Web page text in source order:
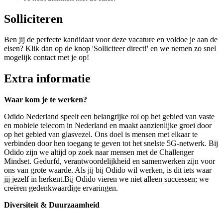
Solliciteren
Ben jij de perfecte kandidaat voor deze vacature en voldoe je aan de
eisen? Klik dan op de knop 'Solliciteer direct!' en we nemen zo snel
mogelijk contact met je op!
Extra informatie
Waar kom je te werken?
Odido Nederland speelt een belangrijke rol op het gebied van vaste
en mobiele telecom in Nederland en maakt aanzienlijke groei door
op het gebied van glasvezel. Ons doel is mensen met elkaar te
verbinden door hen toegang te geven tot het snelste 5G-netwerk. Bij
Odido zijn we altijd op zoek naar mensen met de Challenger
Mindset. Gedurfd, verantwoordelijkheid en samenwerken zijn voor
ons van grote waarde. Als jij bij Odido wil werken, is dit iets waar
jij jezelf in herkent.Bij Odido vieren we niet alleen successen; we
creëren gedenkwaardige ervaringen.
Diversiteit & Duurzaamheid